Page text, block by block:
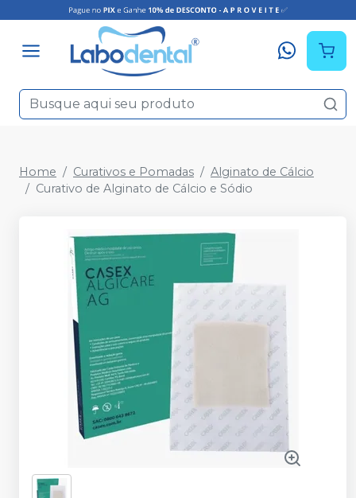
Home Curativos e Pomadas
Alginato de Cálcio
Curativo de Alginato de Cálcio e Sódio